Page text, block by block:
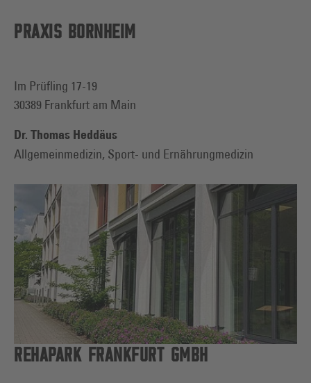
PRAXIS BORNHEIM
Im Prüfling 17-19
30389 Frankfurt am Main
Dr. Thomas Heddäus
Allgemeinmedizin, Sport- und Ernährungmedizin
REHAPARK FRANKFURT GMBH